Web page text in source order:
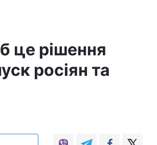
це рішення
росіян та